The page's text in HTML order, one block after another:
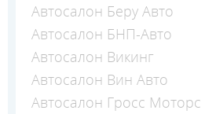
Автосалон Беру Авто
Автосалон БНП-Авто
Автосалон Викинг
Автосалон Вин Авто
Автосалон Гросс Моторс